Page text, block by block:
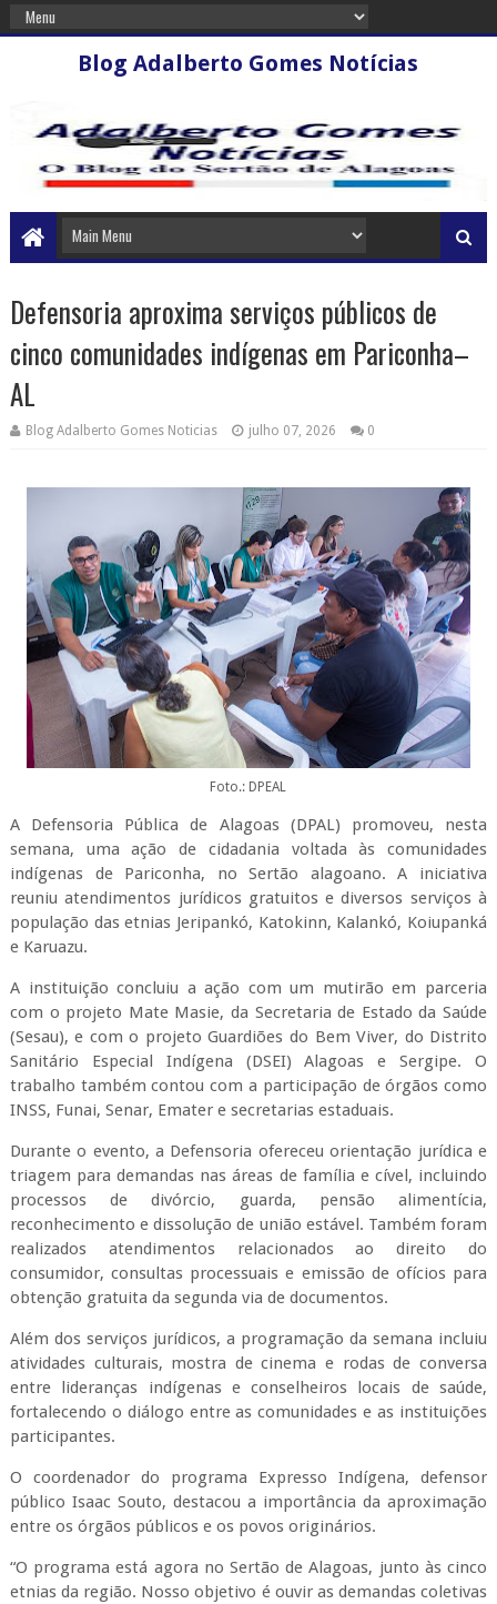
Blog Adalberto Gomes Notícias
Defensoria aproxima serviços públicos de
cinco comunidades indígenas em Pariconha–
AL
Blog Adalberto Gomes Noticias julho 07, 2026 0
Foto.: DPEAL
A Defensoria Pública de Alagoas (DPAL) promoveu, nesta
semana, uma ação de cidadania voltada às comunidades
indígenas de Pariconha, no Sertão alagoano. A iniciativa
reuniu atendimentos jurídicos gratuitos e diversos serviços à
população das etnias Jeripankó, Katokinn, Kalankó, Koiupanká
e Karuazu.
A instituição concluiu a ação com um mutirão em parceria
com o projeto Mate Masie, da Secretaria de Estado da Saúde
(Sesau), e com o projeto Guardiões do Bem Viver, do Distrito
Sanitário Especial Indígena (DSEI) Alagoas e Sergipe. O
trabalho também contou com a participação de órgãos como
INSS, Funai, Senar, Emater e secretarias estaduais.
Durante o evento, a Defensoria ofereceu orientação jurídica e
triagem para demandas nas áreas de família e cível, incluindo
processos de divórcio, guarda, pensão alimentícia,
reconhecimento e dissolução de união estável. Também foram
realizados atendimentos relacionados ao direito do
consumidor, consultas processuais e emissão de ofícios para
obtenção gratuita da segunda via de documentos.
Além dos serviços jurídicos, a programação da semana incluiu
atividades culturais, mostra de cinema e rodas de conversa
entre lideranças indígenas e conselheiros locais de saúde,
fortalecendo o diálogo entre as comunidades e as instituições
participantes.
O coordenador do programa Expresso Indígena, defensor
público Isaac Souto, destacou a importância da aproximação
entre os órgãos públicos e os povos originários.
“O programa está agora no Sertão de Alagoas, junto às cinco
etnias da região. Nosso objetivo é ouvir as demandas coletivas